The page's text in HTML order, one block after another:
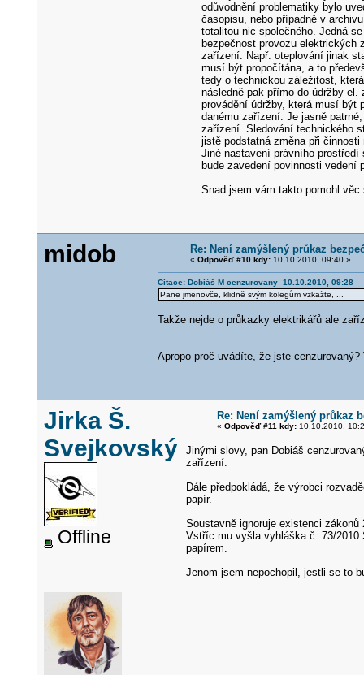
odůvodnění problematiky bylo
časopisu, nebo případně v
totalitou nic společného. Jedná
bezpečnost provozu elektrických
zařízení. Např. oteplování jinak
musí být propočítána, a to
tedy o technickou záležitost,
následně pak přímo do údržby
provádění údržby, která musí být
danému zařízení. Je jasně
zařízení. Sledování technického
jistě podstatná změna při
Jiné nastavení právního
bude zavedení povinnosti vedení
Snad jsem vám takto pomohl věc
midob Re: Není zamýšlený průkaz
« Odpověď #10 kdy:10.10.2010, 09:40 »
Citace: Dobiáš M cenzurovany 10.10.2010, 09:28
Pane jmenovče, klidně svým kolegům vzkažte, ...
Takže nejde o průkazky elektrikářů ale
Apropo proč uvádíte, že jste cenzurovaný?
Jirka Š.
Svejkovský
Offline
Re: Není zamýšlený průkaz
« Odpověď #11 kdy:10.10.2010,
Jinými slovy, pan Dobiáš
zařízení.
Dále předpokládá, že výrobci
papír.
Soustavně ignoruje existenci
Vstříc mu vyšla vyhláška č. 73/
papírem.
Jenom jsem nepochopil, jestli se to